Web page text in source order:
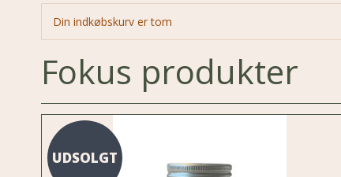
Din indkøbskurv er tom
Fokus produkter
UDSOLGT